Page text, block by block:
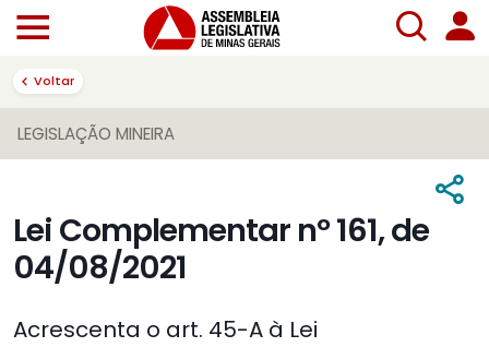
Voltar
LEGISLAÇÃO MINEIRA
Lei Complementar nº 161, de
04/08/2021
Acrescenta o art. 45-A à Lei